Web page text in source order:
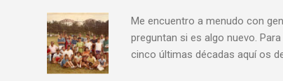
Me encuentro a menudo con
preguntan si es algo nuevo.
cinco últimas décadas aquí os